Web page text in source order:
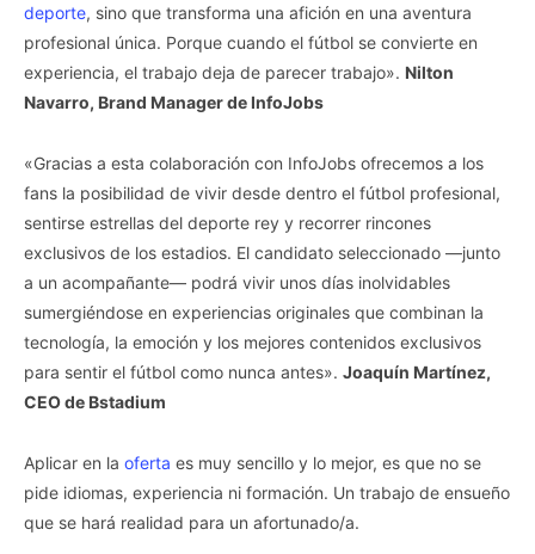
deporte, sino que transforma una afición en una aventura
profesional única. Porque cuando el fútbol se convierte en
experiencia, el trabajo deja de parecer trabajo». Nilton
Navarro, Brand Manager de InfoJobs
«Gracias a esta colaboración con InfoJobs ofrecemos a los
fans la posibilidad de vivir desde dentro el fútbol profesional,
sentirse estrellas del deporte rey y recorrer rincones
exclusivos de los estadios. El candidato seleccionado —junto
a un acompañante— podrá vivir unos días inolvidables
sumergiéndose en experiencias originales que combinan la
tecnología, la emoción y los mejores contenidos exclusivos
para sentir el fútbol como nunca antes». Joaquín Martínez,
CEO de Bstadium
Aplicar en la oferta es muy sencillo y lo mejor, es que no se
pide idiomas, experiencia ni formación. Un trabajo de ensueño
que se hará realidad para un afortunado/a.